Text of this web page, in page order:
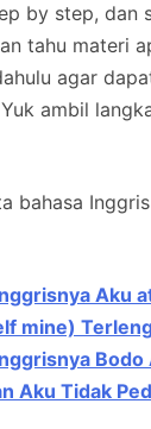
by step, dan
tahu materi
agar
ambil
bahasa
Aku
mine)
Aku Tidak